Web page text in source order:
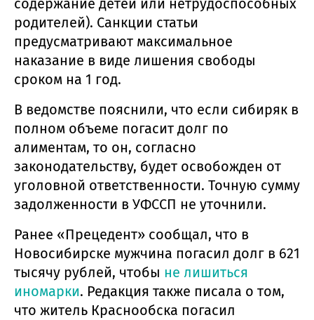
содержание детей или нетрудоспособных
родителей). Санкции статьи
предусматривают максимальное
наказание в виде лишения свободы
сроком на 1 год.
В ведомстве пояснили, что если сибиряк в
полном объеме погасит долг по
алиментам, то он, согласно
законодательству, будет освобожден от
уголовной ответственности. Точную сумму
задолженности в УФССП не уточнили.
Ранее «Прецедент» сообщал, что в
Новосибирске мужчина погасил долг в 621
тысячу рублей, чтобы не лишиться
иномарки. Редакция также писала о том,
что житель Краснообска погасил